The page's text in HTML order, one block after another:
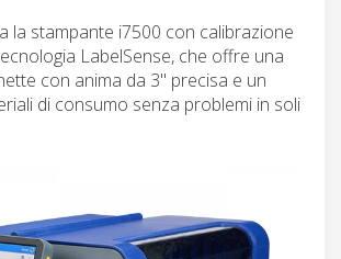
la stampante i7500 con calibrazione
LabelSense, che offre una
con anima da 3" precisa e un
di consumo senza problemi in soli